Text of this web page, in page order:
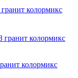
колормикс
колормикс